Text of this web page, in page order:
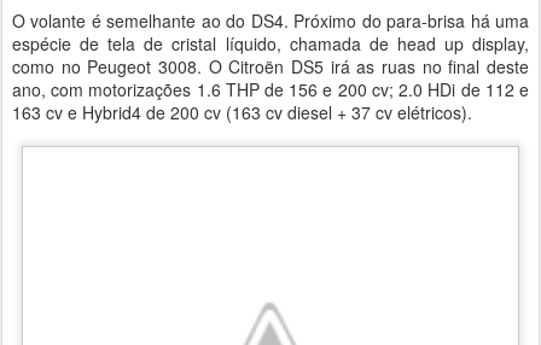
O volante é semelhante ao do DS4. Próximo do para-brisa há uma
espécie de tela de cristal líquido, chamada de head up display,
como no Peugeot 3008. O Citroën DS5 irá as ruas no final deste
ano, com motorizações 1.6 THP de 156 e 200 cv; 2.0 HDi de 112 e
163 cv e Hybrid4 de 200 cv (163 cv diesel + 37 cv elétricos).